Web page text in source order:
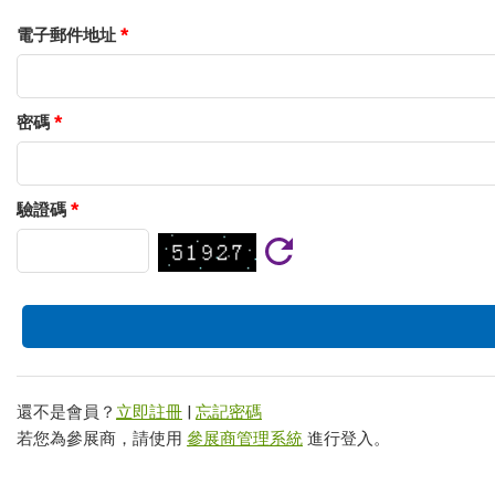
電子郵件地址 *
密碼 *
驗證碼 *
還不是會員？ 立即註冊 | 忘記密碼
若您為參展商，請使用 參展商管理系統 進行登入。